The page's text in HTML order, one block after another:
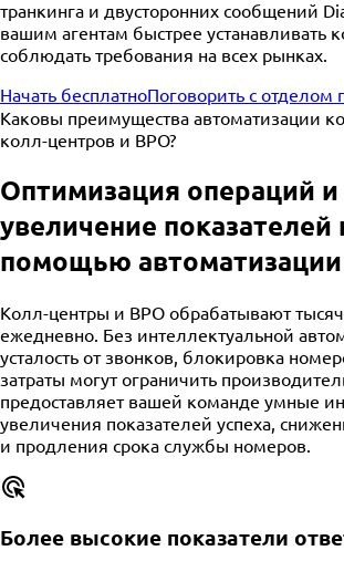
транкинга и двусторонних сообщений
вашим агентам быстрее устанавливать
соблюдать требования на всех рынках.
Начать бесплатноПоговорить с
Каковы преимущества автоматизации
колл-центров и BPO?
Оптимизация операций и
увеличение показателей
помощью автоматизации
Колл-центры и BPO обрабатывают
ежедневно. Без интеллектуальной
усталость от звонков, блокировка
затраты могут ограничить
предоставляет вашей команде умные
увеличения показателей успеха,
и продления срока службы номеров.
Более высокие показатели